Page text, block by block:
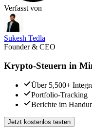
Verfasst von
Sukesh Tedla
Founder & CEO
Krypto-Steuern in
Über 5,500+
Portfolio-Tracking
Berichte im
Jetzt kostenlos testen